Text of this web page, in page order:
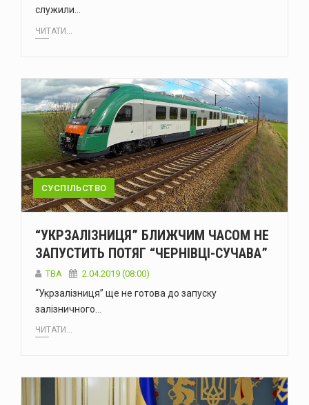
служили…
ЧИТАТИ...
СУСПІЛЬСТВО
“УКРЗАЛІЗНИЦЯ” БЛИЖЧИМ ЧАСОМ НЕ
ЗАПУСТИТЬ ПОТЯГ “ЧЕРНІВЦІ-СУЧАВА”
TBA 2.04.2019 (08:00)
“Укрзалізниця” ще не готова до запуску
залізничного…
ЧИТАТИ...